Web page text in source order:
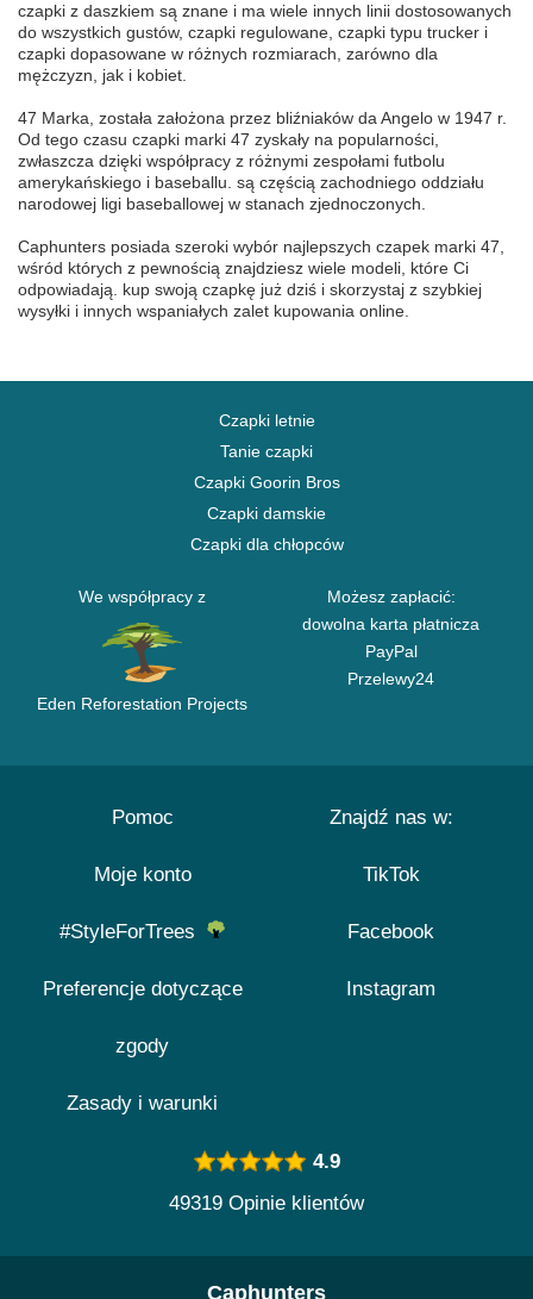
czapki z daszkiem są znane i ma wiele innych linii dostosowanych
do wszystkich gustów, czapki regulowane, czapki typu trucker i
czapki dopasowane w różnych rozmiarach, zarówno dla
mężczyzn, jak i kobiet.
47 Marka, została założona przez bliźniaków da Angelo w 1947 r.
Od tego czasu czapki marki 47 zyskały na popularności,
zwłaszcza dzięki współpracy z różnymi zespołami futbolu
amerykańskiego i baseballu. są częścią zachodniego oddziału
narodowej ligi baseballowej w stanach zjednoczonych.
Caphunters posiada szeroki wybór najlepszych czapek marki 47,
wśród których z pewnością znajdziesz wiele modeli, które Ci
odpowiadają. kup swoją czapkę już dziś i skorzystaj z szybkiej
wysyłki i innych wspaniałych zalet kupowania online.
Czapki letnie
Tanie czapki
Czapki Goorin Bros
Czapki damskie
Czapki dla chłopców
We współpracy z
Eden Reforestation Projects
Możesz zapłacić:
dowolna karta płatnicza
PayPal
Przelewy24
Pomoc
Moje konto
#StyleForTrees
Preferencje dotyczące
zgody
Zasady i warunki
Znajdź nas w:
TikTok
Facebook
Instagram
4.9
49319 Opinie klientów
Caphunters